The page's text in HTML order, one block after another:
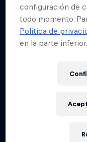
configuración de
todo momento.
Política de
en la parte inferior.